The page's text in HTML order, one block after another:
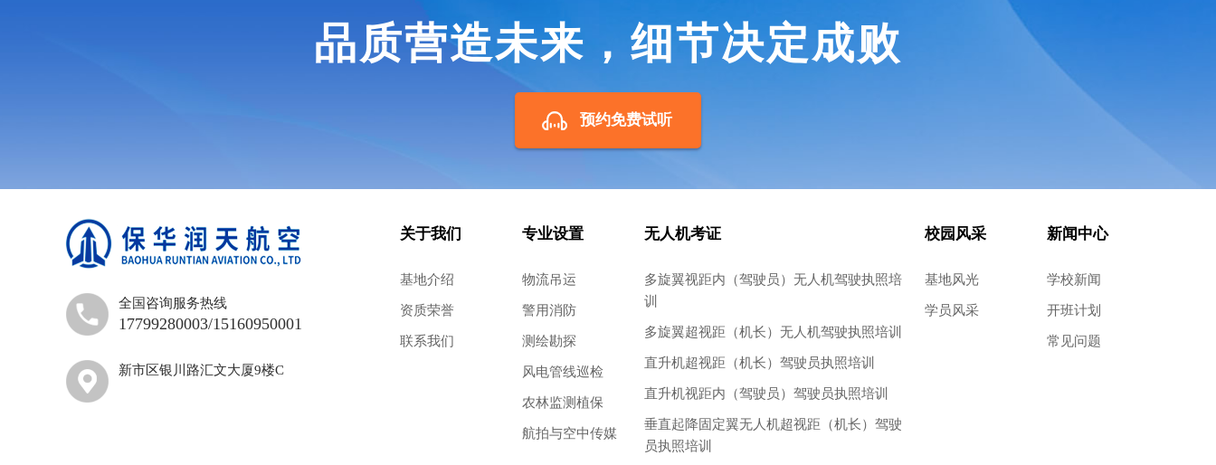
品质营造未来，细节决定成败
预约免费试听
全国咨询服务热线
17799280003/15160950001
新市区银川路汇文大厦9楼C
关于我们
基地介绍
资质荣誉
联系我们
专业设置
物流吊运
警用消防
测绘勘探
风电管线巡检
农林监测植保
航拍与空中传媒
无人机考证
多旋翼视距内（驾驶员）无人机驾驶执照培
训
多旋翼超视距（机长）无人机驾驶执照培训
直升机超视距（机长）驾驶员执照培训
直升机视距内（驾驶员）驾驶员执照培训
垂直起降固定翼无人机超视距（机长）驾驶
员执照培训
校园风采
基地风光
学员风采
新闻中心
学校新闻
开班计划
常见问题